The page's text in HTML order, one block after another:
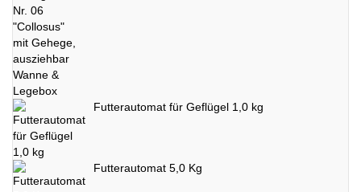
Futterautomat für Geflügel 1,0 kg
Futterautomat 5,0 Kg